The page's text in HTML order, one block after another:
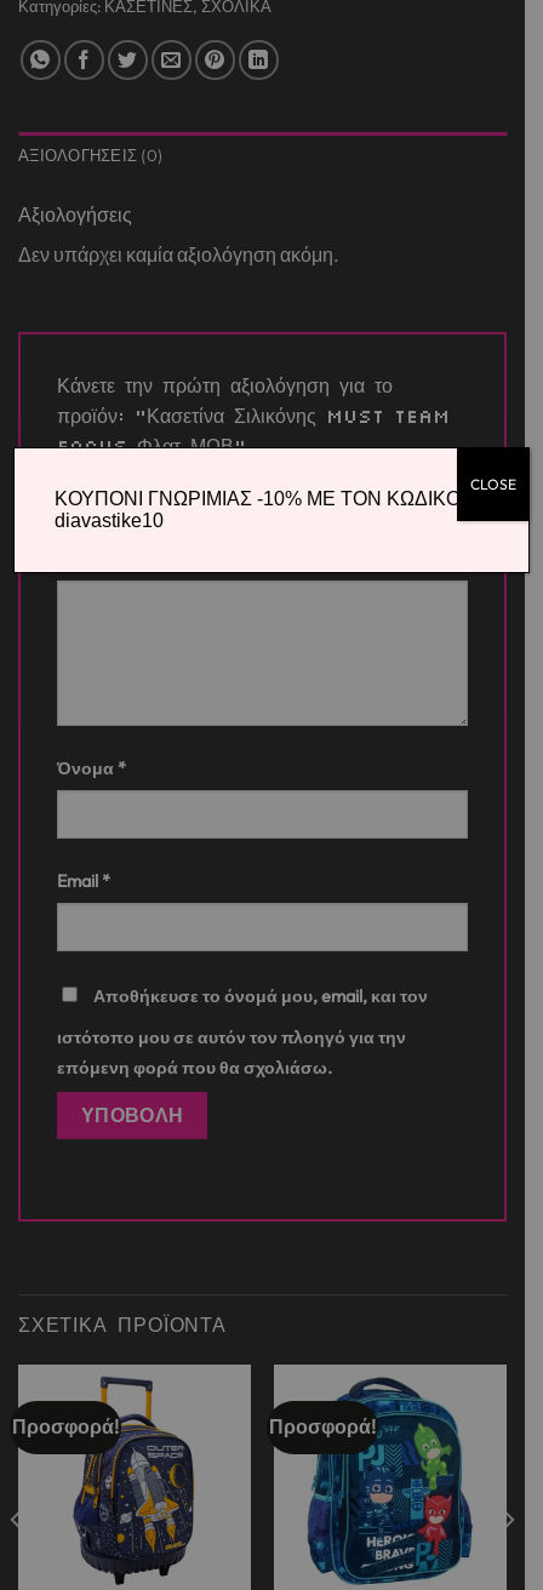
Κατηγορίες: ΚΑΣΕΤΙΝΕΣ, ΣΧΟΛΙΚΑ
ΑΞΙΟΛΟΓΉΣΕΙΣ (0)
Αξιολογήσεις
Δεν υπάρχει καμία αξιολόγηση ακόμη.
Κάνετε την πρώτη αξιολόγηση για το
προϊόν: “Κασετίνα Σιλικόνης Must Team
Focus Φλατ ΜΩΒ”
Όνομα *
Email *
Αποθήκευσε το όνομά μου, email, και τον
ιστότοπο μου σε αυτόν τον πλοηγό για την
επόμενη φορά που θα σχολιάσω.
ΣΧΕΤΙΚΆ ΠΡΟΪΌΝΤΑ
Προσφορά! Προσφορά!
Add to
wishlist
ΚΟΥΠΟΝΙ ΓΝΩΡΙΜΙΑΣ -10% ΜΕ ΤΟΝ ΚΩΔΙΚΟ
diavastike10
CLOSE